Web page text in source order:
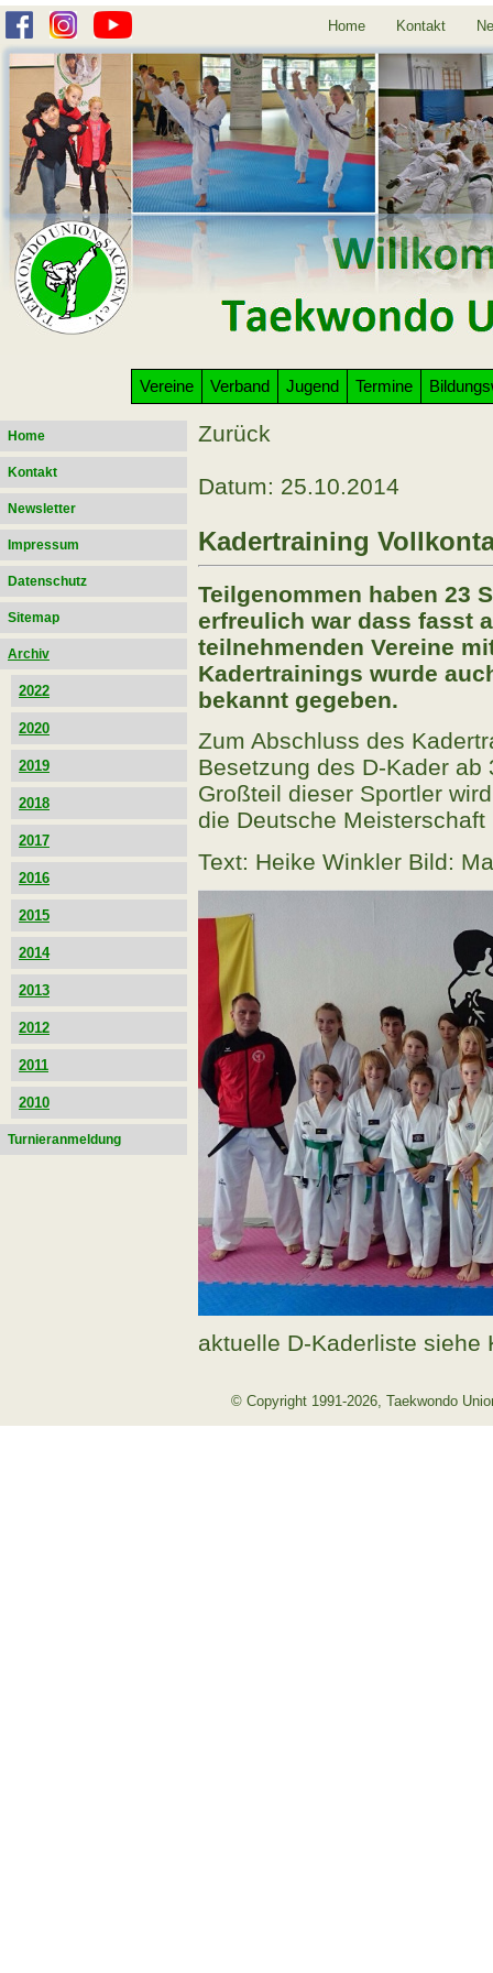
Home Kontakt
Vereine Verband Jugend Termine
Home
Kontakt
Newsletter
Impressum
Datenschutz
Sitemap
Archiv
2022
2020
2019
2018
2017
2016
2015
2014
2013
2012
2011
2010
Turnieranmeldung
Zurück
Datum: 25.10.2014
Kadertraining
Teilgenommen haben 23
erfreulich war dass fasst
teilnehmenden Vereine
Kadertrainings wurde
bekannt gegeben.
Zum Abschluss des
Besetzung des D-Kader
Großteil dieser Sportler
die Deutsche
Text: Heike Winkler Bild:
aktuelle D-Kaderliste siehe
© Copyright 1991-2026, Taekwondo